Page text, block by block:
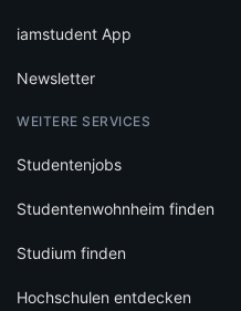
iamstudent App
Newsletter
WEITERE SERVICES
Studentenjobs
Studentenwohnheim finden
Studium finden
Hochschulen entdecken